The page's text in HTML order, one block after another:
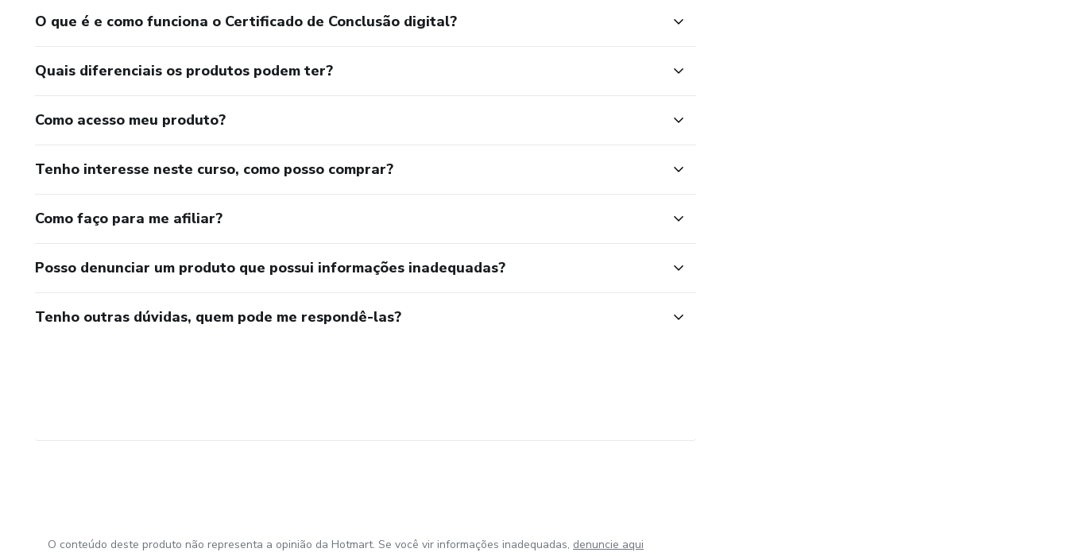
O que é e como funciona o Certificado de Conclusão digital?
Quais diferenciais os produtos podem ter?
Como acesso meu produto?
Tenho interesse neste curso, como posso comprar?
Como faço para me afiliar?
Posso denunciar um produto que possui informações inadequadas?
Tenho outras dúvidas, quem pode me respondê-las?
O conteúdo deste produto não representa a opinião da Hotmart. Se você vir informações inadequadas, denuncie aqui